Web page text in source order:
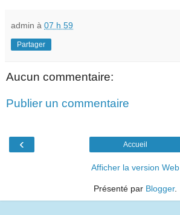
admin à 07 h 59
Partager
Aucun commentaire:
Publier un commentaire
‹ Accueil
Afficher la version Web
Présenté par Blogger.